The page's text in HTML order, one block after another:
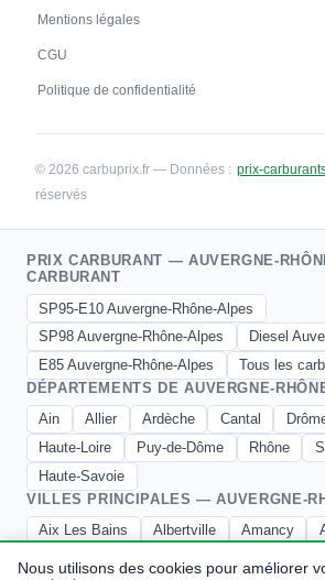
Nous utilisons des cookies pour améliorer
Mentions légales
CGU
Politique de confidentialité
© 2026 carbuprix.fr — Données : prix-
réservés
PRIX CARBURANT — AUVERGNE-
CARBURANT
SP95-E10 Auvergne-Rhône-Alpes
SP98 Auvergne-Rhône-Alpes
Diesel
E85 Auvergne-Rhône-Alpes
Tous les
DÉPARTEMENTS DE AUVERGNE-
Ain
Allier Ardèche Cantal
Haute-Loire
Puy-de-Dôme Rhône
Haute-Savoie
VILLES PRINCIPALES — AUVERGNE-
Aix Les Bains
Albertville Amancy
Ambert
Amplepuis Andrezieux